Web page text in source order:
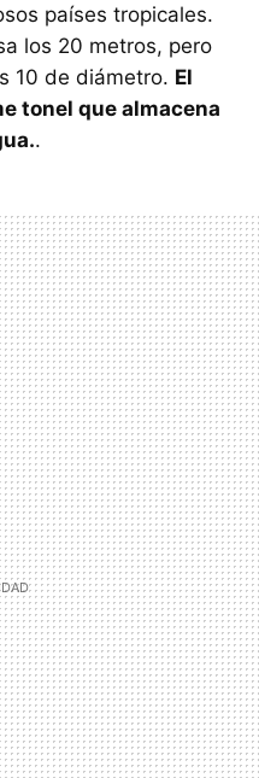
países tropicales.
los 20 metros, pero
10 de diámetro. El
tonel que almacena
.